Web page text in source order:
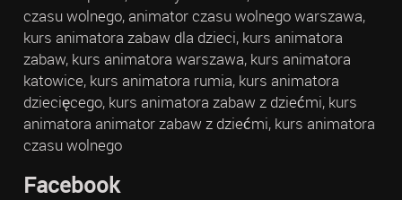
czasu wolnego, animator czasu wolnego warszawa,
kurs animatora zabaw dla dzieci, kurs animatora
zabaw, kurs animatora warszawa, kurs animatora
katowice, kurs animatora rumia, kurs animatora
dziecięcego, kurs animatora zabaw z dziećmi, kurs
animatora animator zabaw z dziećmi, kurs animatora
czasu wolnego
Facebook